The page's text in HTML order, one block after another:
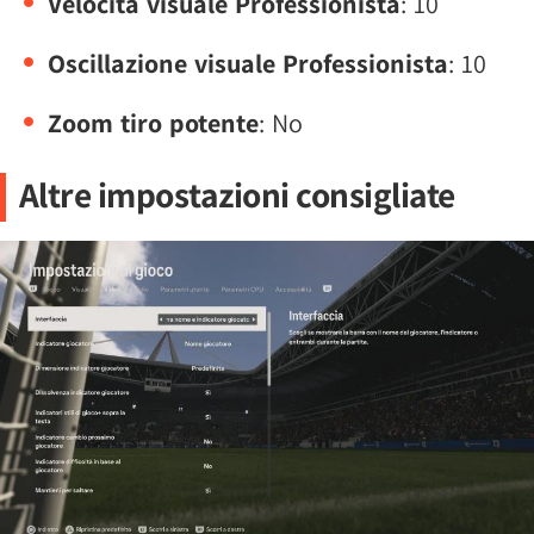
Oscillazione visuale Professionista: 10
Zoom tiro potente: No
Altre impostazioni consigliate